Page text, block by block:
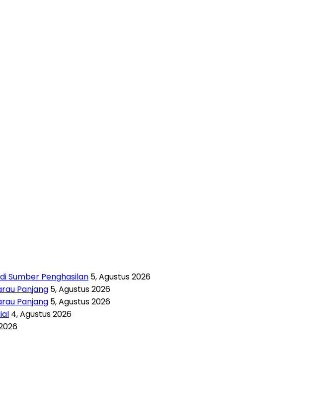
Sumber Penghasilan 5, Agustus 2026
Panjang 5, Agustus 2026
Panjang 5, Agustus 2026
4, Agustus 2026